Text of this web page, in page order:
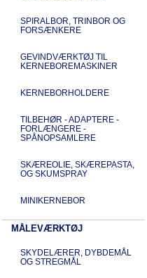
SPIRALBOR, TRINBOR OG
FORSÆNKERE
GEVINDVÆRKTØJ TIL
KERNEBOREMASKINER
KERNEBORHOLDERE
TILBEHØR - ADAPTERE -
FORLÆNGERE -
SPÅNOPSAMLERE
SKÆREOLIE, SKÆREPASTA,
OG SKUMSPRAY
MINIKERNEBOR
MÅLEVÆRKTØJ
SKYDELÆRER, DYBDEMÅL
OG STREGMÅL